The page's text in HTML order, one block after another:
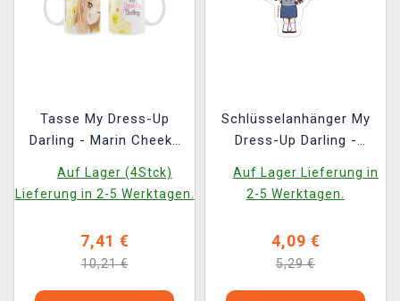
Tasse My Dress-Up
Darling - Marin Cheeky
Auf Lager (4Stck)
Lieferung in 2-5 Werktagen.
7,41 €
10,21 €
Schlüsselanhänger My
Dress-Up Darling -
Auf Lager Lieferung in
2-5 Werktagen.
4,09 €
5,29 €